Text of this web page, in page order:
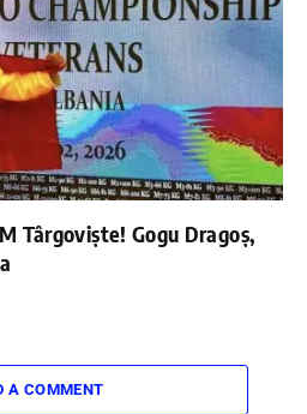
Târgoviște! Gogu Dragoș,
A COMMENT